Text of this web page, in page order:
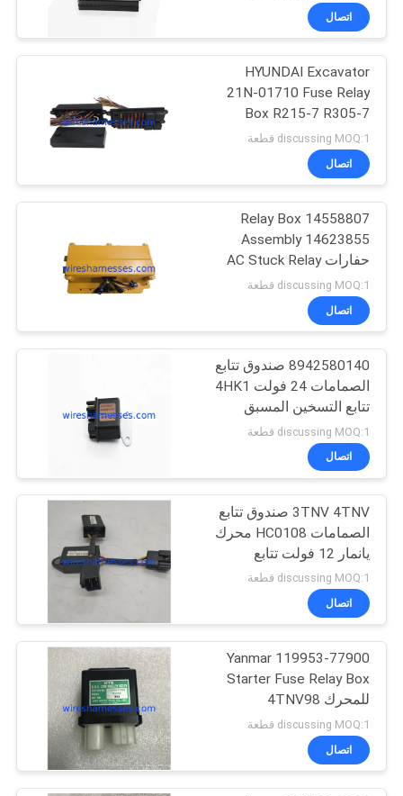
صمام الملف اللولبي
حفارة
15
مستشعر محول
الضغط
16
رصد حفارة
33
تبديل Flameout
12
اتصال
HYUNDAI Excavator
21N-01710 Fuse Relay
Box R215-7 R305-7
Delay Start Relay
discussing MOQ:1 قطعة
اتصال
14558807 Relay Box
Assembly 14623855
حفارات AC Stuck Relay
discussing MOQ:1 قطعة
اتصال
8942580140 صندوق تتابع
الصمامات 24 فولت 4HK1
تتابع التسخين المسبق
للمحرك
discussing MOQ:1 قطعة
اتصال
3TNV 4TNV صندوق تتابع
الصمامات HC0108 محرك
يانمار 12 فولت تتابع
discussing MOQ:1 قطعة
اتصال
119953-77900 Yanmar
Starter Fuse Relay Box
للمحرك 4TNV98
4TNV94
discussing MOQ:1 قطعة
اتصال